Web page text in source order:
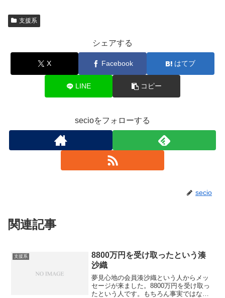
支援系
シェアする
X Facebook はてブ
LINE コピー
secioをフォローする
secio
関連記事
支援系
8800万円を受け取ったという湊
沙織
夢見心地の会員湊沙織という人からメッ
セージが来ました。8800万円を受け取っ
たという人です。もちろん事実ではない